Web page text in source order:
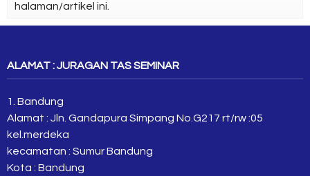
halaman/artikel ini.
ALAMAT : JURAGAN TAS SEMINAR
1. Bandung
Alamat : Jln. Gandapura Simpang No.G217 rt/rw :05
kel.merdeka
kecamatan : Sumur Bandung
Kota : Bandung